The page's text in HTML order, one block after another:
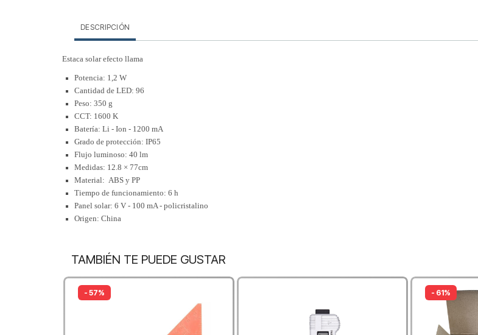
DESCRIPCIÓN
Estaca solar efecto llama
Potencia: 1,2 W
Cantidad de LED: 96
Peso: 350 g
CCT: 1600 K
Batería: Li - Ion - 1200 mA
Grado de protección: IP65
Flujo luminoso: 40 lm
Medidas: 12.8 × 77cm
Material: ABS y PP
Tiempo de funcionamiento: 6 h
Panel solar: 6 V - 100 mA - policristalino
Origen: China
TAMBIÉN TE PUEDE GUSTAR
- 57% - 61%